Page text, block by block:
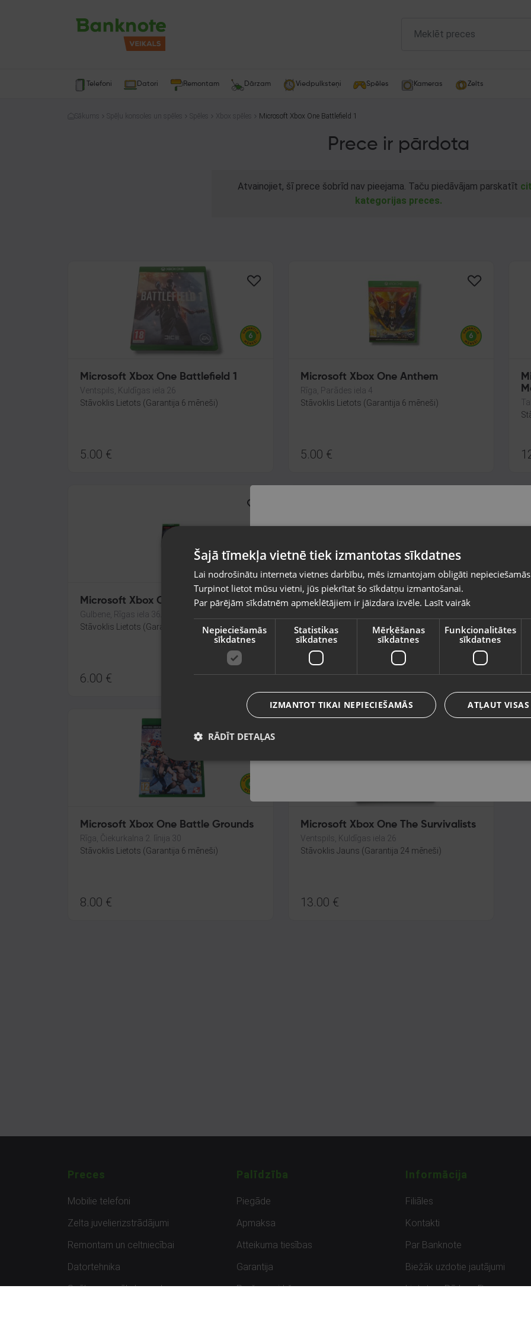
Telefoni Datori Remontam Dārzam Viedpulksteņi Spēles Kameras Zelts
Sākums Spēļu konsoles un spēles Spēles Xbox spēles Microsoft Xbox One Battlefield 1
Prece ir pārdota
Atvainojiet, šī prece šobrīd nav pieejama. Taču piedāvājam parskatīt
kategorijas preces.
Microsoft Xbox One Battlefield 1
Ventspils, Kuldīgas iela 26
Stāvoklis Lietots (Garantija 6 mēneši)
5.00 €
Microsoft Xbox One Anthem
Rīga, Parādes iela 4
Stāvoklis Lietots (Garantija 6 mēneši)
5.00 €
Microsoft Xbox One EVOLVE
Gulbene, Rīgas iela 36A
Stāvoklis Lietots (Garantija 6 mēneši)
6.00 €
Microsoft Xbox One Evolve
Stāvoklis Lietots (Garantija 6 mēneši)
4.00€
Microsoft Xbox One Battle Grounds
Rīga, Čiekurkalna 2. līnija 30
Stāvoklis Lietots (Garantija 6 mēneši)
8.00 €
Microsoft Xbox One The Survivalists
Ventspils, Kuldīgas iela 26
Stāvoklis Jauns (Garantija 24 mēneši)
13.00 €
Preces
Mobilie telefoni
Zelta juvelierizstrādājumi
Remontam un celtniecībai
Datortehnika
Spēles un spēļu konsoles
Palīdzība
Piegāde
Apmaksa
Atteikuma tiesības
Garantija
Preču uzpirkšana
Informācija
Filiāles
Kontakti
Par Banknote
Biežāk uzdotie jautājumi
Lietots – Pārbaudīts
valsti
Vietnes saturs būs attēlots izvēlētajā valodā
Valsts
Valoda
Latviešu / Latvian
Šajā tīmekļa vietnē tiek izmantotas sīkdatnes
Lai nodrošinātu interneta vietnes darbību, mēs izmantojam obligāti
Turpinot lietot mūsu vietni, jūs piekrītat šo sīkdatņu izmantošanai.
Par pārējām sīkdatnēm apmeklētājiem ir jāizdara izvēle. Lasīt vairāk
Nepieciešamās
sīkdatnes
Statistikas
sīkdatnes
Mērķēšanas
sīkdatnes
Funkcionalitātes
sīkdatnes
ATĻAUT
IZMANTOT TIKAI NEPIECIEŠAMĀS
RĀDĪT DETAĻAS